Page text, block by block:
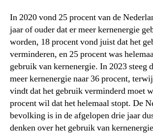
In 2020 vond 25 procent van de
jaar of ouder dat er meer kernenergie
worden, 18 procent vond juist dat het
verminderen, en 25 procent was
gebruik van kernenergie. In 2023 steeg
meer kernenergie naar 36 procent,
vindt dat het gebruik verminderd moet
procent wil dat het helemaal stopt. De
bevolking is in de afgelopen drie jaar
denken over het gebruik van